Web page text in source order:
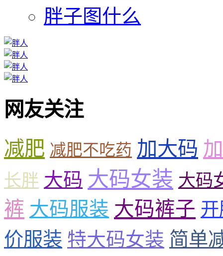
胖子图什么
网友关注
减肥 减肥不吃药 加大码
长胖 大码 大码女装 大码
裤 大码服装 大码裤子
价服装 特大码女装 简单